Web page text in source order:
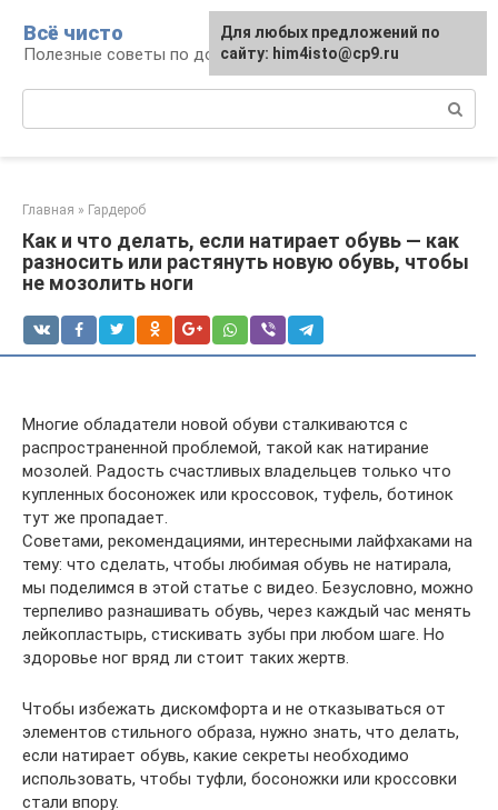
контенту
Всё чисто
Полезные советы по домоводству
Главная » Гардероб
Как и что делать, если натирает обувь — как
разносить или растянуть новую обувь, чтобы
не мозолить ноги
Многие обладатели новой обуви сталкиваются с
распространенной проблемой, такой как натирание
мозолей. Радость счастливых владельцев только что
купленных босоножек или кроссовок, туфель, ботинок
тут же пропадает.
Советами, рекомендациями, интересными лайфхаками на
тему: что сделать, чтобы любимая обувь не натирала,
мы поделимся в этой статье с видео. Безусловно, можно
терпеливо разнашивать обувь, через каждый час менять
лейкопластырь, стискивать зубы при любом шаге. Но
здоровье ног вряд ли стоит таких жертв.
Чтобы избежать дискомфорта и не отказываться от
элементов стильного образа, нужно знать, что делать,
если натирает обувь, какие секреты необходимо
использовать, чтобы туфли, босоножки или кроссовки
стали впору.
Для любых предложений по
сайту: him4isto@cp9.ru